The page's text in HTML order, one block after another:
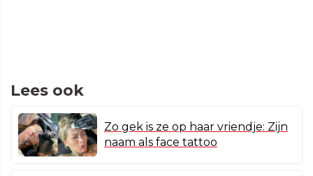
Lees ook
Zo gek is ze op haar vriendje: Zijn
naam als face tattoo